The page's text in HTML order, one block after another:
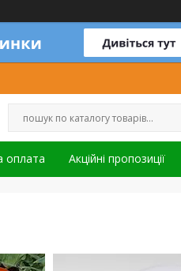
оплата Акційні пропозиції